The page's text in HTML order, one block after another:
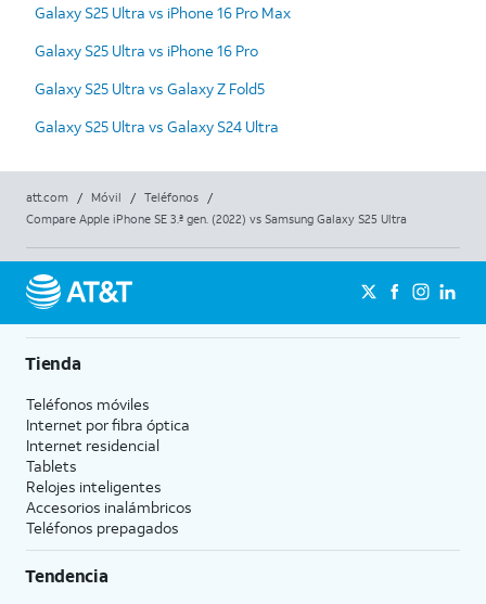
Galaxy S25 Ultra vs iPhone 16 Pro Max
Galaxy S25 Ultra vs iPhone 16 Pro
Galaxy S25 Ultra vs Galaxy Z Fold5
Galaxy S25 Ultra vs Galaxy S24 Ultra
att.com / Móvil / Teléfonos
/
Compare Apple iPhone SE 3.ª gen. (2022) vs Samsung Galaxy S25 Ultra
Tienda
Teléfonos móviles
Internet por fibra óptica
Internet residencial
Tablets
Relojes inteligentes
Accesorios inalámbricos
Teléfonos prepagados
Tendencia